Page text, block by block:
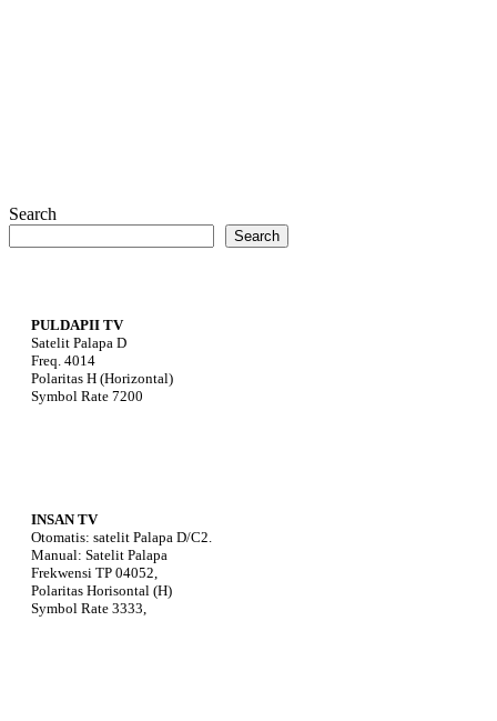
Search
Search
PULDAPII TV
Satelit Palapa D
Freq. 4014
Polaritas H (Horizontal)
Symbol Rate 7200
INSAN TV
Otomatis: satelit Palapa D/C2.
Manual: Satelit Palapa
Frekwensi TP 04052,
Polaritas Horisontal (H)
Symbol Rate 3333,